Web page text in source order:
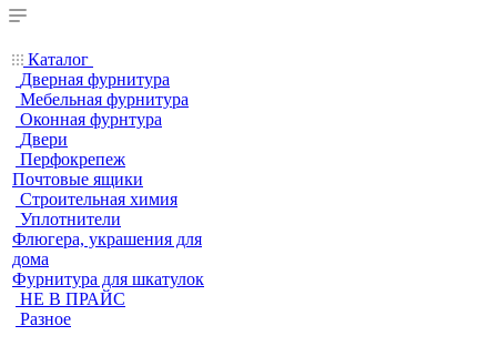
Каталог
Дверная фурнитура
Мебельная фурнитура
Оконная фурнтура
Двери
Перфокрепеж
Почтовые ящики
Строительная химия
Уплотнители
Флюгера, украшения для
дома
Фурнитура для шкатулок
НЕ В ПРАЙС
Разное